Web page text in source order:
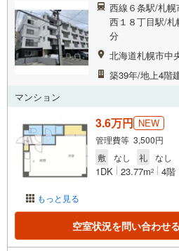
西線６条駅/札
西１８丁目駅/
分
北海道札幌市中
築39年/地上4階
マンション
もっと見る
3.6万円 NEW
管理費等 3,500円
敷
なし 礼 なし
1DK 23.77m2 4階
空室状況を問い合わせる